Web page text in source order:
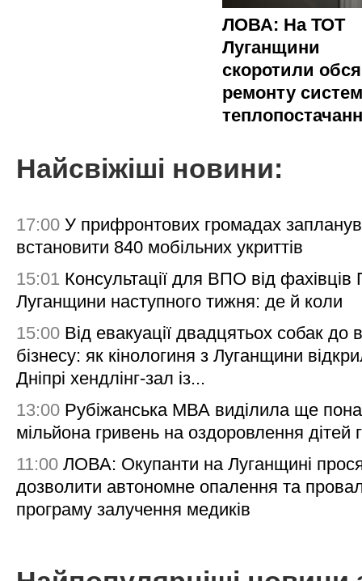
ЛОВА: На ТОТ
Луганщини
скоротили
ремонту
Найсвіжіші новини:
17:00 У прифронтових громадах
встановити 840 мобільних укриттів
15:01 Консультації для ВПО від
Луганщини наступного тижня: де й коли
15:00 Від евакуації двадцятьох собак до
бізнесу: як кінологиня з Луганщини
Дніпрі хендлінг-зал із...
13:00 Рубіжанська МВА виділила ще
мільйона гривень на оздоровлення дітей
11:00 ЛОВА: Окупанти на Луганщині
дозволити автономне опалення та
програму залучення медиків